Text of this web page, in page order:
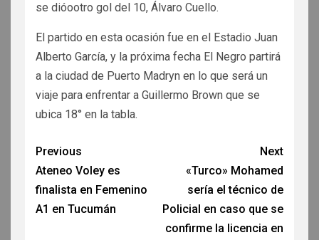
se dióootro gol del 10, Álvaro Cuello.
El partido en esta ocasión fue en el Estadio Juan
Alberto García, y la próxima fecha El Negro partirá
a la ciudad de Puerto Madryn en lo que será un
viaje para enfrentar a Guillermo Brown que se
ubica 18° en la tabla.
Previous
Ateneo Voley es
finalista en Femenino
A1 en Tucumán
Next
«Turco» Mohamed
sería el técnico de
Policial en caso que se
confirme la licencia en